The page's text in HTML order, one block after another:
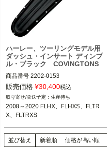
ハーレー、ツーリングモデル用
ダッシュ・インサート ディンプ
ル・ブラック COVINGTONS
商品番号 2202-0153
2008～2020 FLHX、FLHXS、FLTR
X、FLTRXS
Covingtons（コビントン）
販売価格 ¥30,400税込
生産待ち
2008～2020 FLHX、FLHXS、FLTR
X、FLTRXS
並び替え 新着順 価格が高い順